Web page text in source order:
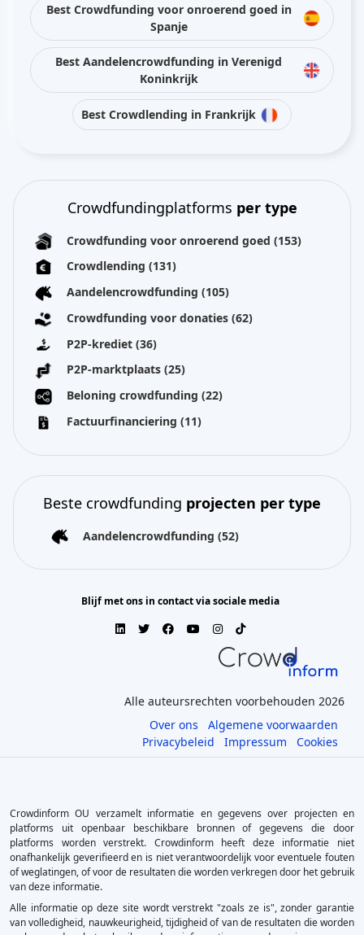
Best Crowdfunding voor onroerend goed in
Spanje
Best Aandelencrowdfunding in Verenigd
Koninkrijk
Best Crowdlending in Frankrijk
Crowdfundingplatforms per type
Crowdfunding voor onroerend goed (153)
Crowdlending (131)
Aandelencrowdfunding (105)
Crowdfunding voor donaties (62)
P2P-krediet (36)
P2P-marktplaats (25)
Beloning crowdfunding (22)
Factuurfinanciering (11)
Beste crowdfunding projecten per type
Aandelencrowdfunding (52)
Blijf met ons in contact via sociale media
Alle auteursrechten voorbehouden 2026
Over ons
Algemene voorwaarden
Privacybeleid
Impressum Cookies
Crowdinform OU verzamelt informatie en gegevens over projecten en
platforms uit openbaar beschikbare bronnen of gegevens die door
platforms worden verstrekt. Crowdinform heeft deze informatie niet
onafhankelijk geverifieerd en is niet verantwoordelijk voor eventuele fouten
of weglatingen, of voor de resultaten die worden verkregen door het gebruik
van deze informatie.
Alle informatie op deze site wordt verstrekt "zoals ze is", zonder garantie
van volledigheid, nauwkeurigheid, tijdigheid of van de resultaten die worden